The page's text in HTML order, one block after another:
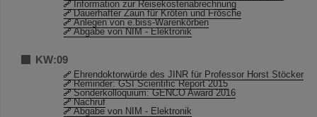
Information zur Reisekostenabrechnung
Dauerhafter Zaun für Kröten und Frösche
Anlegen von e.biss-Warenkörben
Abgabe von NIM - Elektronik
KW:09
Ehrendoktorwürde des JINR für Professor Horst Stöcker
Reminder: GSI Scientific Report 2015
Sonderkolloquium: GENCO Award 2016
Nachruf
Abgabe von NIM - Elektronik